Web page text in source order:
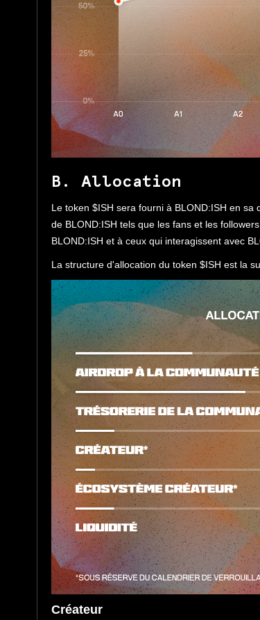
B. Allocation
Le token $ISH sera fourni à BLOND:ISH en
de BLOND:ISH tels que les fans et les
BLOND:ISH et à ceux qui interagissent avec
La structure d'allocation du token $ISH est la
Créateur